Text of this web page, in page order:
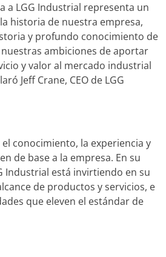
a LGG Industrial representa un
historia de nuestra empresa,
y profundo conocimiento de
ambiciones de aportar
y valor al mercado industrial
Jeff Crane, CEO de LGG
conocimiento, la experiencia y
de base a la empresa. En su
Industrial está invirtiendo en su
de productos y servicios, e
que eleven el estándar de